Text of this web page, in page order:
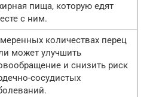
пища, которую едят
с ним.
количествах перец
может улучшить
и снизить риск
сосудистых